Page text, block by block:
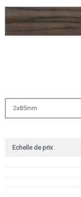
2x85mm
Echelle de prix